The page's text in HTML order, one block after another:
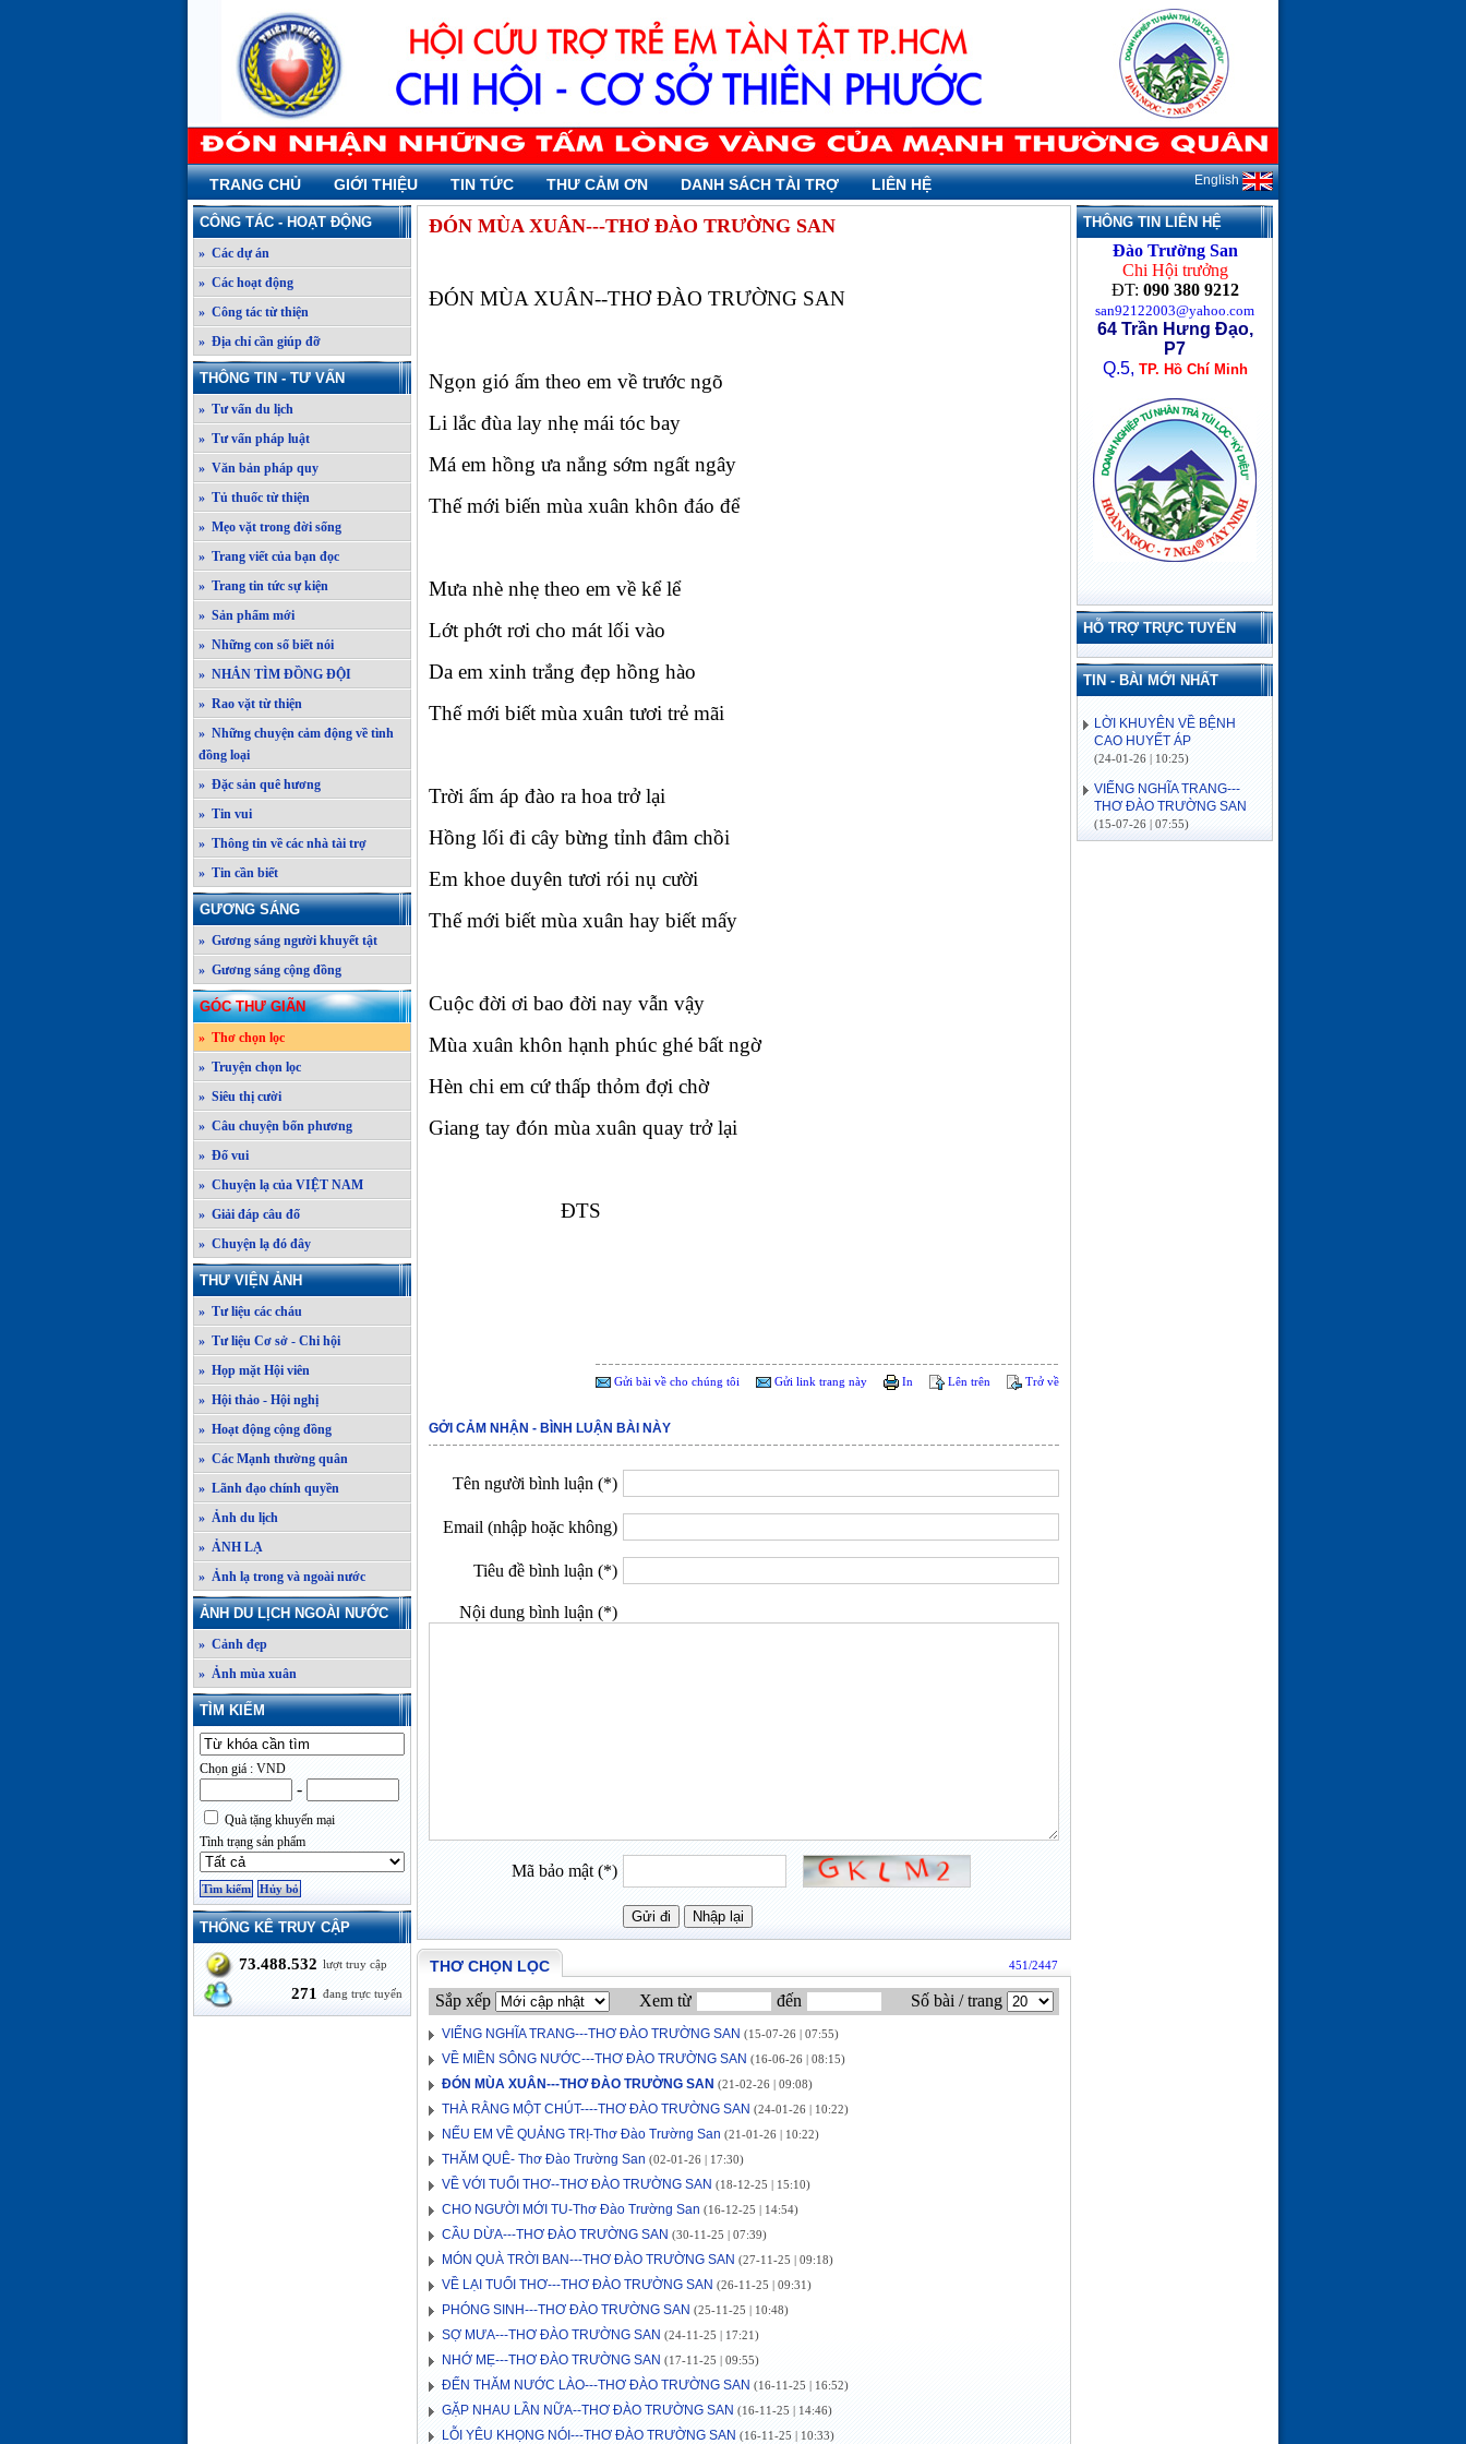
TRANG CHỦ GIỚI THIỆU TIN TỨC THƯ CẢM ƠN DANH SÁCH TÀI TRỢ LIÊN HỆ English
CÔNG TÁC - HOẠT ĐỘNG
» Các dự án
» Các hoạt động
» Công tác từ thiện
» Địa chỉ cần giúp đỡ
THÔNG TIN - TƯ VẤN
» Tư vấn du lịch
» Tư vấn pháp luật
» Văn bản pháp quy
» Tủ thuốc từ thiện
» Mẹo vặt trong đời sống
» Trang viết của bạn đọc
» Trang tin tức sự kiện
» Sản phẩm mới
» Những con số biết nói
» NHẮN TÌM ĐỒNG ĐỘI
» Rao vặt từ thiện
» Những chuyện cảm động về tình
đồng loại
» Đặc sản quê hương
» Tin vui
» Thông tin về các nhà tài trợ
» Tin cần biết
GƯƠNG SÁNG
» Gương sáng người khuyết tật
» Gương sáng cộng đồng
GÓC THƯ GIÃN
» Thơ chọn lọc
» Truyện chọn lọc
» Siêu thị cười
» Câu chuyện bốn phương
» Đố vui
» Chuyện lạ của VIỆT NAM
» Giải đáp câu đố
» Chuyện lạ đó đây
THƯ VIỆN ẢNH
» Tư liệu các cháu
» Tư liệu Cơ sở - Chi hội
» Họp mặt Hội viên
» Hội thảo - Hội nghị
» Hoạt động cộng đồng
» Các Mạnh thường quân
» Lãnh đạo chính quyền
» Ảnh du lịch
» ẢNH LẠ
» Ảnh lạ trong và ngoài nước
ẢNH DU LỊCH NGOÀI NƯỚC
» Cảnh đẹp
» Ảnh mùa xuân
TÌM KIẾM
Chọn giá : VND
-
Quà tặng khuyến mại
Tình trạng sản phẩm
THỐNG KÊ TRUY CẬP
73.488.532 lượt truy cập
271 đang trực tuyến
ĐÓN MÙA XUÂN---THƠ ĐÀO TRƯỜNG SAN
ĐÓN MÙA XUÂN--THƠ ĐÀO TRƯỜNG SAN
Ngọn gió ấm theo em về trước ngõ
Li lắc đùa lay nhẹ mái tóc bay
Má em hồng ưa nắng sớm ngất ngây
Thế mới biến mùa xuân khôn đáo để
Mưa nhè nhẹ theo em về kể lể
Lớt phớt rơi cho mát lối vào
Da em xinh trắng đẹp hồng hào
Thế mới biết mùa xuân tươi trẻ mãi
Trời ấm áp đào ra hoa trở lại
Hồng lối đi cây bừng tỉnh đâm chồi
Em khoe duyên tươi rói nụ cười
Thế mới biết mùa xuân hay biết mấy
Cuộc đời ơi bao đời nay vẫn vậy
Mùa xuân khôn hạnh phúc ghé bất ngờ
Hèn chi em cứ thấp thỏm đợi chờ
Giang tay đón mùa xuân quay trở lại
ĐTS
Gửi bài về cho chúng tôi Gửi link trang này In Lên trên Trở về
GỞI CẢM NHẬN - BÌNH LUẬN BÀI NÀY
Tên người bình luận (*)
Email (nhập hoặc không)
Tiêu đề bình luận (*)
Nội dung bình luận (*)
Mã bảo mật (*)
THƠ CHỌN LỌC 451/2447
Sắp xếp Xem từ đến Số bài / trang
VIẾNG NGHĨA TRANG---THƠ ĐÀO TRƯỜNG SAN (15-07-26 | 07:55)
VỀ MIỀN SÔNG NƯỚC---THƠ ĐÀO TRƯỜNG SAN (16-06-26 | 08:15)
ĐÓN MÙA XUÂN---THƠ ĐÀO TRƯỜNG SAN (21-02-26 | 09:08)
THÀ RẰNG MỘT CHÚT----THƠ ĐÀO TRƯỜNG SAN (24-01-26 | 10:22)
NẾU EM VỀ QUẢNG TRỊ-Thơ Đào Trường San (21-01-26 | 10:22)
THĂM QUÊ- Thơ Đào Trường San (02-01-26 | 17:30)
VỀ VỚI TUỔI THƠ--THƠ ĐÀO TRƯỜNG SAN (18-12-25 | 15:10)
CHO NGƯỜI MỚI TU-Thơ Đào Trường San (16-12-25 | 14:54)
CẦU DỪA---THƠ ĐÀO TRƯỜNG SAN (30-11-25 | 07:39)
MÓN QUÀ TRỜI BAN---THƠ ĐÀO TRƯỜNG SAN (27-11-25 | 09:18)
VỀ LẠI TUỔI THƠ---THƠ ĐÀO TRƯỜNG SAN (26-11-25 | 09:31)
PHÓNG SINH---THƠ ĐÀO TRƯỜNG SAN (25-11-25 | 10:48)
SỢ MƯA---THƠ ĐÀO TRƯỜNG SAN (24-11-25 | 17:21)
NHỚ MẸ---THƠ ĐÀO TRƯỜNG SAN (17-11-25 | 09:55)
ĐẾN THĂM NƯỚC LÀO---THƠ ĐÀO TRƯỜNG SAN (16-11-25 | 16:52)
GẶP NHAU LẦN NỮA--THƠ ĐÀO TRƯỜNG SAN (16-11-25 | 14:46)
LỖI YÊU KHỌNG NÓI---THƠ ĐÀO TRƯỜNG SAN (16-11-25 | 10:33)
THÔNG TIN LIÊN HỆ
Đào Trường San
Chi Hội trưởng
ĐT: 090 380 9212
san92122003@yahoo.com
64 Trần Hưng Đạo,
P7
Q.5, TP. Hồ Chí Minh
HỖ TRỢ TRỰC TUYẾN
TIN - BÀI MỚI NHẤT
LỜI KHUYÊN VỀ BỆNH
CAO HUYẾT ÁP
(24-01-26 | 10:25)
VIẾNG NGHĨA TRANG---
THƠ ĐÀO TRƯỜNG SAN
(15-07-26 | 07:55)
ĐẢO CỒN CỎ
(03-07-26 | 08:04)